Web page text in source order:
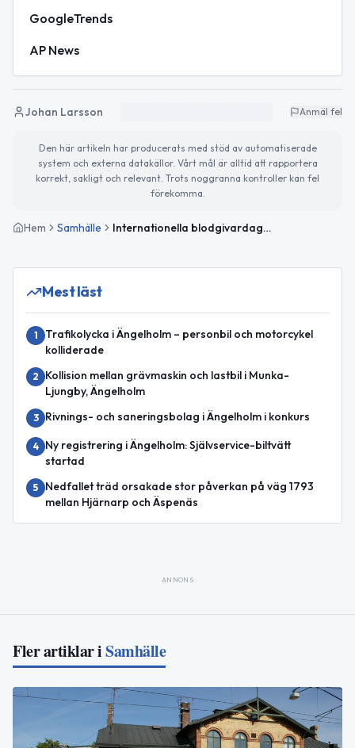
GoogleTrends
AP News
Johan Larsson Anmäl fel
Den här artikeln har producerats med stöd av automatiserade
system och externa datakällor. Vårt mål är alltid att rapportera
korrekt, sakligt och relevant. Trots noggranna kontroller kan fel
förekomma.
Hem Samhälle Internationella blodgivardagen uppmärksammas – så blir söndagen i Ängelholm
Mest läst
1
Trafikolycka i Ängelholm – personbil och motorcykel
kolliderade
2
Kollision mellan grävmaskin och lastbil i Munka-
Ljungby, Ängelholm
3 Rivnings- och saneringsbolag i Ängelholm i konkurs
4
Ny registrering i Ängelholm: Självservice-biltvätt
startad
5
Nedfallet träd orsakade stor påverkan på väg 1793
mellan Hjärnarp och Äspenäs
ANNONS
Fler artiklar iSamhälle